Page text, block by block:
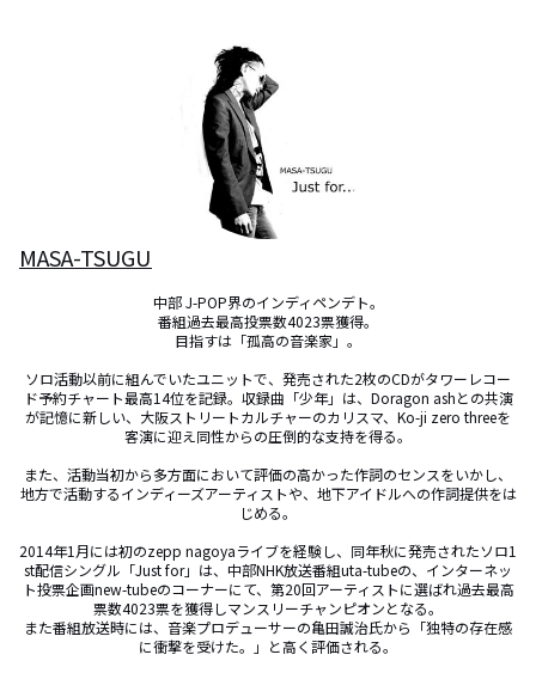
MASA-TSUGU
中部 J-POP界のインディペンデト。
番組過去最高投票数4023票獲得。
目指すは「孤高の音楽家」。
ソロ活動以前に組んでいたユニットで、発売された2枚のCDがタワーレコー
ド予約チャート最高14位を記録。収録曲「少年」は、Doragon ashとの共演
が記憶に新しい、大阪ストリートカルチャーのカリスマ、Ko-ji zero threeを
客演に迎え同性からの圧倒的な支持を得る。
また、活動当初から多方面において評価の高かった作詞のセンスをいかし、
地方で活動するインディーズアーティストや、地下アイドルへの作詞提供をは
じめる。
2014年1月には初のzepp nagoyaライブを経験し、同年秋に発売されたソロ1
st配信シングル「Just for」は、中部NHK放送番組uta-tubeの、インターネッ
ト投票企画new-tubeのコーナーにて、第20回アーティストに選ばれ過去最高
票数4023票を獲得しマンスリーチャンピオンとなる。
また番組放送時には、音楽プロデューサーの亀田誠治氏から「独特の存在感
に衝撃を受けた。」と高く評価される。